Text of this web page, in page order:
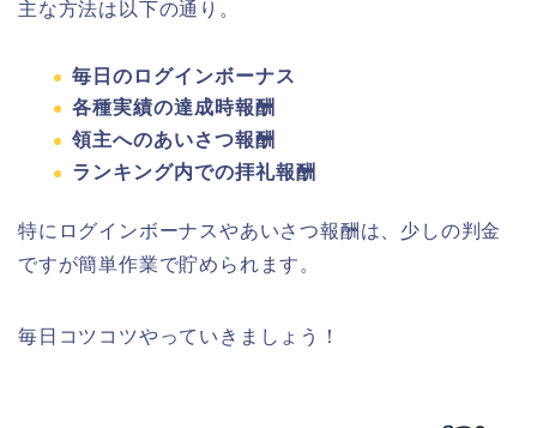
主な方法は以下の通り。
毎日のログインボーナス
各種実績の達成時報酬
領主へのあいさつ報酬
ランキング内での拝礼報酬
特にログインボーナスやあいさつ報酬は、少しの判金
ですが簡単作業で貯められます。
毎日コツコツやっていきましょう！